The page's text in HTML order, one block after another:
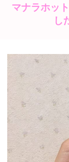
マナラホッ
し